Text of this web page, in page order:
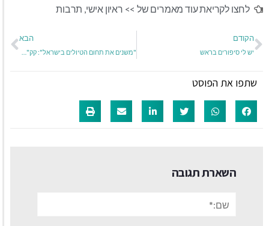
לחצו לקריאת עוד מאמרים של >> ראיון אישי, תרבות
הקודם
יש לי סיפורים בראש
הבא
שתפו את הפוסט
השארת תגובה